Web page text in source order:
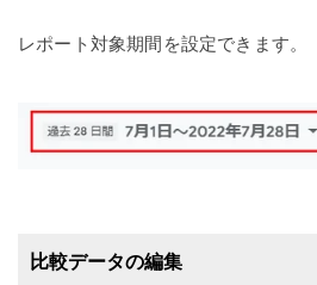
レポート対象期間を設定できます。
比較データの編集